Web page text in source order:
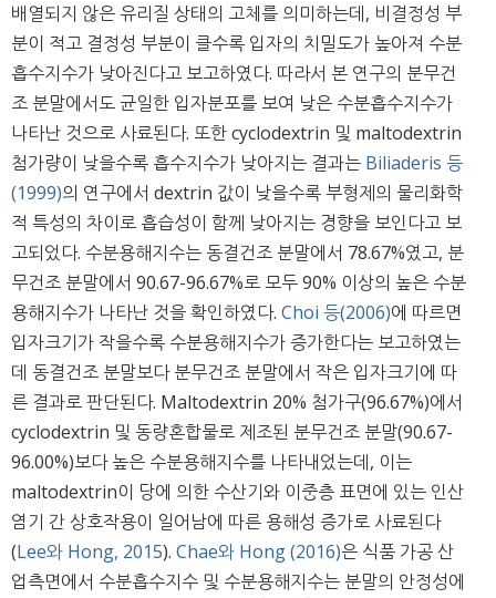
배열되지 않은 유리질 상태의 고체를 의미하는데, 비결정성 부
분이 적고 결정성 부분이 클수록 입자의 치밀도가 높아져 수분
흡수지수가 낮아진다고 보고하였다. 따라서 본 연구의 분무건
조 분말에서도 균일한 입자분포를 보여 낮은 수분흡수지수가
나타난 것으로 사료된다. 또한 cyclodextrin 및 maltodextrin
첨가량이 낮을수록 흡수지수가 낮아지는 결과는 Biliaderis 등
(1999)의 연구에서 dextrin 값이 낮을수록 부형제의 물리화학
적 특성의 차이로 흡습성이 함께 낮아지는 경향을 보인다고 보
고되었다. 수분용해지수는 동결건조 분말에서 78.67%였고, 분
무건조 분말에서 90.67-96.67%로 모두 90% 이상의 높은 수분
용해지수가 나타난 것을 확인하였다. Choi 등(2006)에 따르면
입자크기가 작을수록 수분용해지수가 증가한다는 보고하였는
데 동결건조 분말보다 분무건조 분말에서 작은 입자크기에 따
른 결과로 판단된다. Maltodextrin 20% 첨가구(96.67%)에서
cyclodextrin 및 동량혼합물로 제조된 분무건조 분말(90.67-
96.00%)보다 높은 수분용해지수를 나타내었는데, 이는
maltodextrin이 당에 의한 수산기와 이중층 표면에 있는 인산
염기 간 상호작용이 일어남에 따른 용해성 증가로 사료된다
(Lee와 Hong, 2015). Chae와 Hong (2016)은 식품 가공 산
업측면에서 수분흡수지수 및 수분용해지수는 분말의 안정성에